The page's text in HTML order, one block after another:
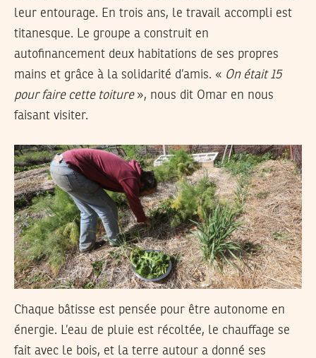
leur entourage. En trois ans, le travail accompli est
titanesque. Le groupe a construit en
autofinancement deux habitations de ses propres
mains et grâce à la solidarité d’amis. « On était 15
pour faire cette toiture », nous dit Omar en nous
faisant visiter.
Chaque bâtisse est pensée pour être autonome en
énergie. L’eau de pluie est récoltée, le chauffage se
fait avec le bois, et la terre autour a donné ses